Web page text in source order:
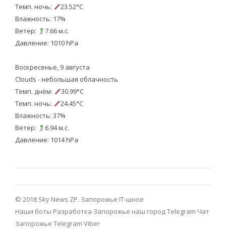
Темп. ночь:
23.52°C
Влажность: 17%
Ветер:
7.66 м.с.
Давление: 1010 hPa
Воскресенье, 9 августа
Clouds - небольшая облачность
Темп. днём:
30.99°C
Темп. ночь:
24.45°C
Влажность: 37%
Ветер:
6.94 м.с.
Давление: 1014 hPa
© 2018 Sky News ZP. Запорожье IT-шное
Наши боты Разработка Запорожье наш город Telegram Чат
Запорожье Telegram Viber